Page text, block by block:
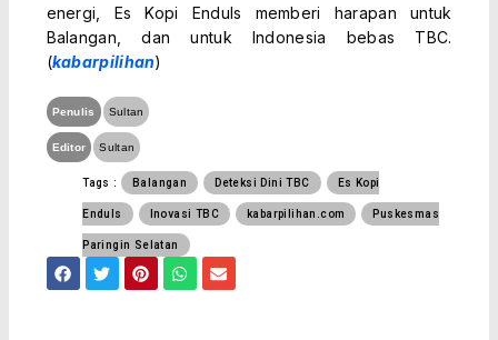
energi, Es Kopi Enduls memberi harapan untuk
Balangan, dan untuk Indonesia bebas TBC.
(kabarpilihan)
Penulis Sultan
Editor Sultan
Tags : Balangan Deteksi Dini TBC Es Kopi
Enduls Inovasi TBC kabarpilihan.com Puskesmas
Paringin Selatan
F
a
T
w
P
i
W
h
E
n